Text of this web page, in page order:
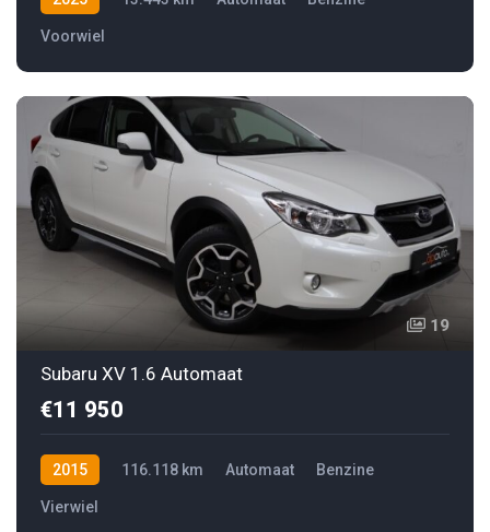
Voorwiel
19
Subaru XV 1.6 Automaat
€11 950
2015 116.118 km Automaat Benzine
Vierwiel